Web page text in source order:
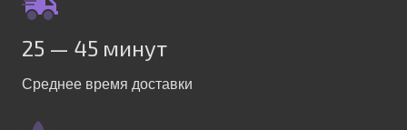
25 — 45 минут
Среднее время доставки